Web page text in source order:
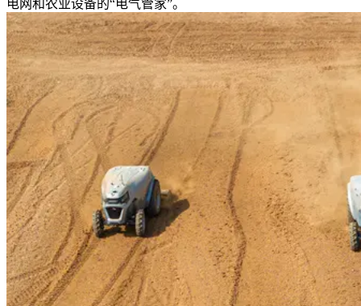
电网和农业设备的“电气管家”。